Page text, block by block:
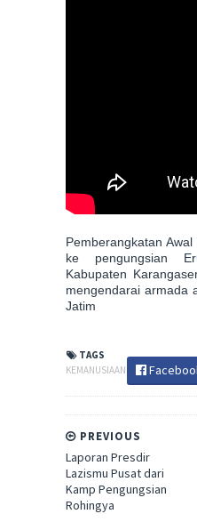
Pemberangkatan
ke pengungsian
Kabupaten
mengendarai armada
Jatim
TAGS
KEMANUSIAAN
PREVIOUS
Laporan Presdir
Lazismu Pusat dari
Kamp Pengungsian
Rohingya